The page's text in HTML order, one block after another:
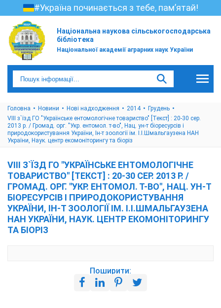
#Україна починається з тебе, пам’ятай!
Національна наукова сільськогосподарська
бібліотека
Національної академії аграрних наук України
Головна Новини Нові надходження 2014
Грудень
VIII з`їзд ГО "Українське ентомологічне товариство" [Текст] : 20-30 сер.
2013 р. / Громад. орг. "Укр. ентомол. т-во", Нац. ун-т біоресурсів і
природокористування України, Ін-т зоології ім. І.І.Шмальгаузена НАН
України, Наук. центр екомоніторингу та біоріз
VIII З`ЇЗД ГО "УКРАЇНСЬКЕ ЕНТОМОЛОГІЧНЕ
ТОВАРИСТВО" [ТЕКСТ] : 20-30 СЕР. 2013 Р. /
ГРОМАД. ОРГ. "УКР. ЕНТОМОЛ. Т-ВО", НАЦ. УН-Т
БІОРЕСУРСІВ І ПРИРОДОКОРИСТУВАННЯ
УКРАЇНИ, ІН-Т ЗООЛОГІЇ ІМ. І.І.ШМАЛЬГАУЗЕНА
НАН УКРАЇНИ, НАУК. ЦЕНТР ЕКОМОНІТОРИНГУ
ТА БІОРІЗ
Поширити: